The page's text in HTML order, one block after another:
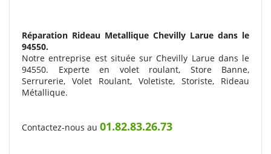
Réparation Rideau Metallique Chevilly Larue dans le
94550.
Notre entreprise est située sur Chevilly Larue dans le
94550. Experte en volet roulant, Store Banne,
Serrurerie, Volet Roulant, Voletiste, Storiste, Rideau
Métallique.
Contactez-nous au 01.82.83.26.73